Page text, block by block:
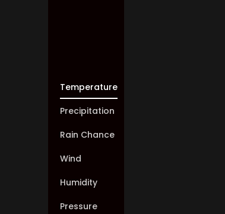
Temperature
Precipitation
Rain Chance
Wind
Humidity
Pressure